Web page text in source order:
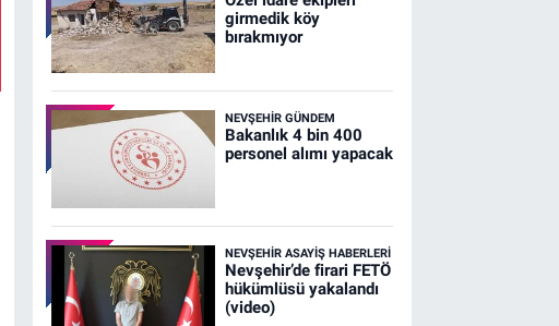
girmedik köy
bırakmıyor
NEVŞEHIR GÜNDEM
Bakanlık 4 bin 400
personel alımı yapacak
NEVŞEHIR ASAYIŞ HABERLERI
Nevşehir’de firari FETÖ
hükümlüsü yakalandı
(video)